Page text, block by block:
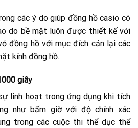
các ý do giúp đồng hồ casio có
do bề mặt luôn được thiết kế với
đồng hồ với mục đích cản lại các
kính đồng hồ.
giây
linh hoạt trong ứng dụng khi tích
như bấm giờ với độ chính xác
trong các cuộc thi thể dục thể